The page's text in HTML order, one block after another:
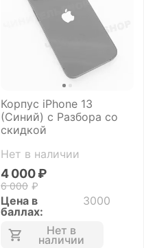
Корпус iPhone 13
(Синий) с Разбора со
скидкой
Нет в наличии
6 000 ₽
4 000₽
Цена в
баллах:
3000
Нет в
наличии